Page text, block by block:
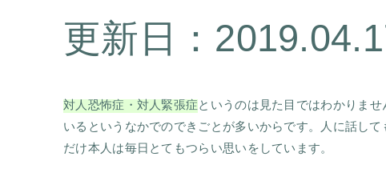
更新日：
対人恐怖症・対人緊張症というのは見た目ではわかりま
いるというなかでのできごとが多いからです。人に話し
だけ本人は毎日とてもつらい思いをしています。